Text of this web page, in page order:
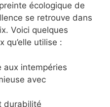
écologique de
se retrouve dans
Voici quelques
qu’elle utilise :
aux intempéries
avec
durabilité